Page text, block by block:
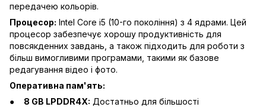
передачею кольорів.
Процесор: Intel Core i5 (10-го покоління) з 4 ядрами. Цей
процесор забезпечує хорошу продуктивність для
повсякденних завдань, а також підходить для роботи з
більш вимогливими програмами, такими як базове
редагування відео і фото.
Оперативна пам'ять:
8 GB LPDDR4X: Достатньо для більшості